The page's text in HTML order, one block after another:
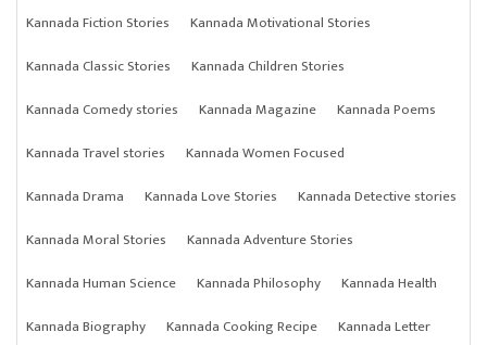
Kannada Fiction Stories
Kannada Motivational Stories
Kannada Classic Stories
Kannada Children Stories
Kannada Comedy stories
Kannada Magazine
Kannada Poems
Kannada Travel stories
Kannada Women Focused
Kannada Drama
Kannada Love Stories
Kannada Detective stories
Kannada Moral Stories
Kannada Adventure Stories
Kannada Human Science
Kannada Philosophy
Kannada Health
Kannada Biography
Kannada Cooking Recipe Kannada Letter